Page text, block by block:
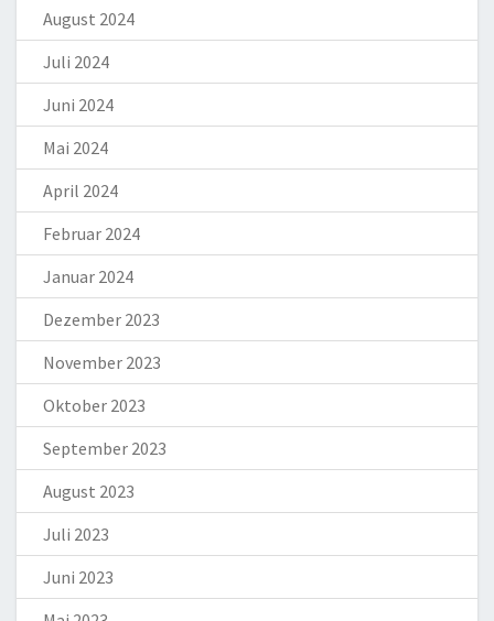
August 2024
Juli 2024
Juni 2024
Mai 2024
April 2024
Februar 2024
Januar 2024
Dezember 2023
November 2023
Oktober 2023
September 2023
August 2023
Juli 2023
Juni 2023